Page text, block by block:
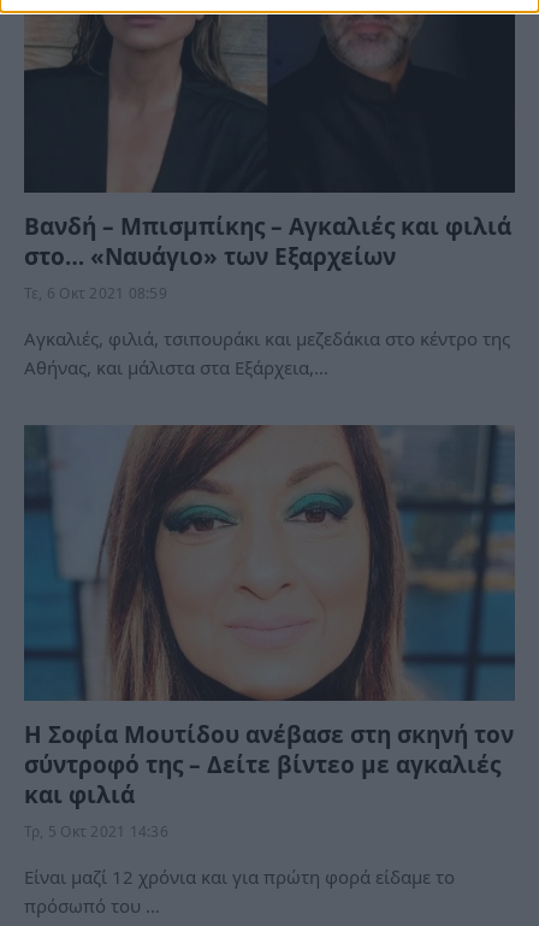
Βανδή – Μπισμπίκης – Αγκαλιές και φιλιά
στο… «Ναυάγιο» των Εξαρχείων
Τε, 6 Οκτ 2021 08:59
Αγκαλιές, φιλιά, τσιπουράκι και μεζεδάκια στο κέντρο της
Αθήνας, και μάλιστα στα Εξάρχεια,…
Η Σοφία Μουτίδου ανέβασε στη σκηνή τον
σύντροφό της – Δείτε βίντεο με αγκαλιές
και φιλιά
Τρ, 5 Οκτ 2021 14:36
Είναι μαζί 12 χρόνια και για πρώτη φορά είδαμε το
πρόσωπό του …